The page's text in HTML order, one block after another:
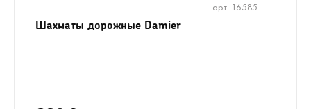
арт. 16585
Шахматы дорожные Damier